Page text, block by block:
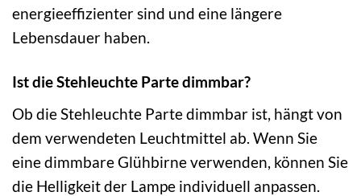
energieeffizienter sind und eine längere
Lebensdauer haben.
Ist die Stehleuchte Parte dimmbar?
Ob die Stehleuchte Parte dimmbar ist, hängt von
dem verwendeten Leuchtmittel ab. Wenn Sie
eine dimmbare Glühbirne verwenden, können Sie
die Helligkeit der Lampe individuell anpassen.